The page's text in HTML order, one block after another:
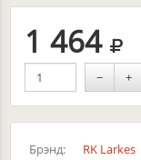
1 464
− +
Брэнд:
RK Larkes